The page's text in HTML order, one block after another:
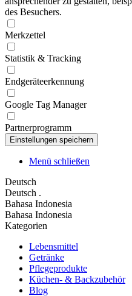
des Besuchers.
Merkzettel
Statistik & Tracking
Endgeräteerkennung
Google Tag Manager
Partnerprogramm
Menü schließen
Deutsch
Deutsch .
Bahasa Indonesia
Bahasa Indonesia
Kategorien
Lebensmittel
Getränke
Pflegeprodukte
Küchen- & Backzubehör
Blog